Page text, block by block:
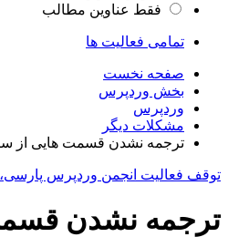
فقط عناوین مطالب
تمامی فعالیت ها
صفحه نخست
بخش وردپرس
وردپرس
مشکلات دیگر
ترجمه نشدن قسمت هایی از
توقف فعالیت انجمن وردپرس
ترجمه نشدن